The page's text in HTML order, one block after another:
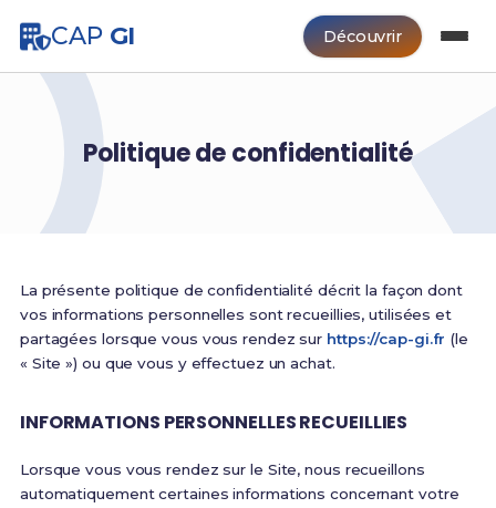
CAP GI Découvrir
Politique de confidentialité
La présente politique de confidentialité décrit la façon dont
vos informations personnelles sont recueillies, utilisées et
partagées lorsque vous vous rendez sur https://cap-gi.fr (le
« Site ») ou que vous y effectuez un achat.
INFORMATIONS PERSONNELLES RECUEILLIES
Lorsque vous vous rendez sur le Site, nous recueillons
automatiquement certaines informations concernant votre